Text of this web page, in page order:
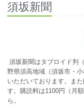
須坂新聞
須坂新聞はタブロイド判
野県須高地域（須坂市・
いただいております。ま
す。購読料は1100円（月額
ら。